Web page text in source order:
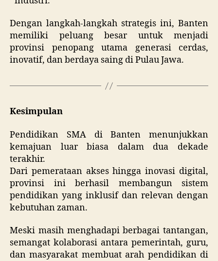
Dengan langkah-langkah strategis ini, Banten
memiliki peluang besar untuk menjadi
provinsi penopang utama generasi cerdas,
inovatif, dan berdaya saing di Pulau Jawa.
Kesimpulan
Pendidikan SMA di Banten menunjukkan
kemajuan luar biasa dalam dua dekade
terakhir.
Dari pemerataan akses hingga inovasi digital,
provinsi ini berhasil membangun sistem
pendidikan yang inklusif dan relevan dengan
kebutuhan zaman.
Meski masih menghadapi berbagai tantangan,
semangat kolaborasi antara pemerintah, guru,
dan masyarakat membuat arah pendidikan di